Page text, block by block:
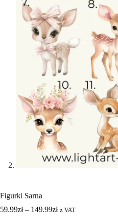
Figurki Sarna
59.99zł – 149.99zł z VAT